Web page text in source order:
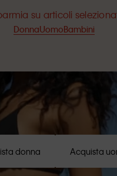
su articoli
DonnaUomoBambini
donna Acquista